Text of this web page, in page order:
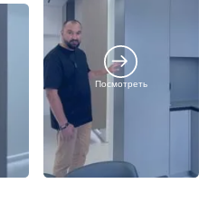
Посмотреть